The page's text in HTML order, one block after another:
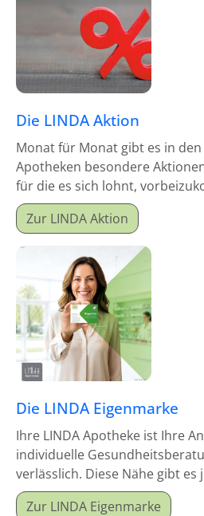
Die LINDA Aktion
Monat für Monat gibt es in
Apotheken besondere
für die es sich lohnt,
Zur LINDA Aktion
Die LINDA Eigenmarke
Ihre LINDA Apotheke ist Ihre
individuelle
verlässlich. Diese Nähe gibt
Hausapotheke!
Zur LINDA Eigenmarke